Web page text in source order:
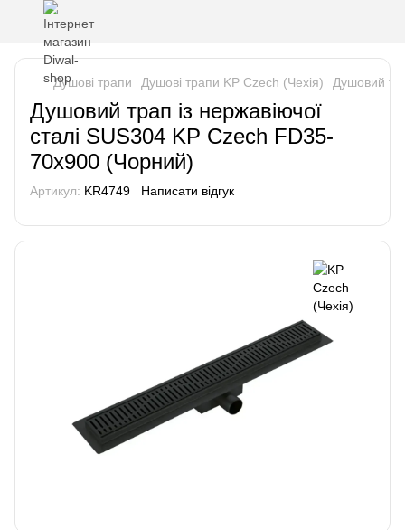
Душові трапи Душові трапи KP Czech (Чехія) Душовий
Душовий трап із нержавіючої
сталі SUS304 KP Czech FD35-
70x900 (Чорний)
Артикул: KR4749 Написати відгук